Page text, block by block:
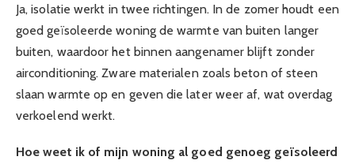
Ja, isolatie werkt in twee richtingen. In de zomer houdt een
goed geïsoleerde woning de warmte van buiten langer
buiten, waardoor het binnen aangenamer blijft zonder
airconditioning. Zware materialen zoals beton of steen
slaan warmte op en geven die later weer af, wat overdag
verkoelend werkt.
Hoe weet ik of mijn woning al goed genoeg geïsoleerd